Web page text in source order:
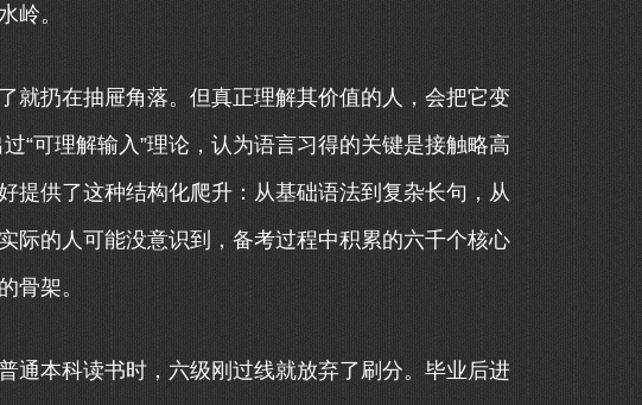
岭。
就扔在抽屉角落。但真正理解其价值的人，会把它变
“可理解输入”理论，认为语言习得的关键是接触略高
提供了这种结构化爬升：从基础语法到复杂长句，从
际的人可能没意识到，备考过程中积累的六千个核心
骨架。
通本科读书时，六级刚过线就放弃了刷分。毕业后进